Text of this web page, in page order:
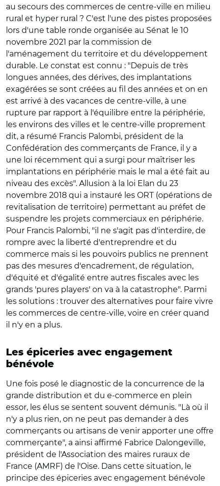
au secours des commerces de centre-ville en milieu
rural et hyper rural ? C'est l'une des pistes proposées
lors d'une table ronde organisée au Sénat le 10
novembre 2021 par la commission de
l'aménagement du territoire et du développement
durable. Le constat est connu : "Depuis de très
longues années, des dérives, des implantations
exagérées se sont créées au fil des années et on en
est arrivé à des vacances de centre-ville, à une
rupture par rapport à l'équilibre entre la périphérie,
les environs des villes et le centre-ville proprement
dit, a résumé Francis Palombi, président de la
Confédération des commerçants de France, il y a
une loi récemment qui a surgi pour maîtriser les
implantations en périphérie mais le mal a été fait au
niveau des excès". Allusion à la loi Elan du 23
novembre 2018 qui a instauré les ORT (opérations de
revitalisation de territoire) permettant au préfet de
suspendre les projets commerciaux en périphérie.
Pour Francis Palombi, "il ne s'agit pas d'interdire, de
rompre avec la liberté d'entreprendre et du
commerce mais si les pouvoirs publics ne prennent
pas des mesures d'encadrement, de régulation,
d'équité et d'égalité entre autres fiscales avec les
grands 'pures players' on va à la catastrophe". Parmi
les solutions : trouver des alternatives pour faire vivre
les commerces de centre-ville, voire en créer quand
il n'y en a plus.
Les épiceries avec engagement
bénévole
Une fois posé le diagnostic de la concurrence de la
grande distribution et du e-commerce en plein
essor, les élus se sentent souvent démunis. "Là où il
n'y a plus rien, on ne peut pas demander à des
commerçants ou artisans de venir apporter une offre
commerçante", a ainsi affirmé Fabrice Dalongeville,
président de l'Association des maires ruraux de
France (AMRF) de l'Oise. Dans cette situation, le
principe des épiceries avec engagement bénévole